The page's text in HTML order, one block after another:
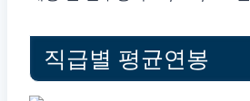
직급별 평균연봉